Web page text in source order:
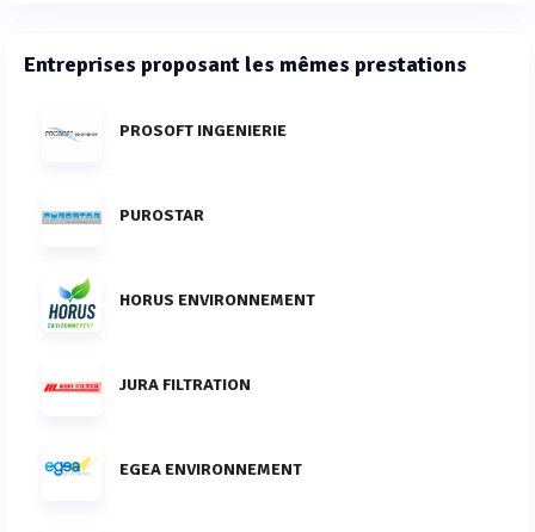
Entreprises proposant les mêmes prestations
PROSOFT INGENIERIE
PUROSTAR
HORUS ENVIRONNEMENT
JURA FILTRATION
EGEA ENVIRONNEMENT